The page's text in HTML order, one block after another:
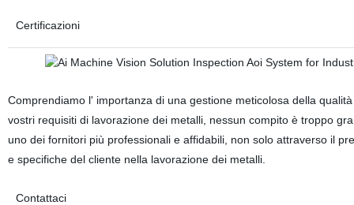
Certificazioni
Comprendiamo l' importanza di una gestione meticolosa della
vostri requisiti di lavorazione dei metalli, nessun compito è troppo
uno dei fornitori più professionali e affidabili, non solo attraverso il
e specifiche del cliente nella lavorazione dei metalli.
Contattaci